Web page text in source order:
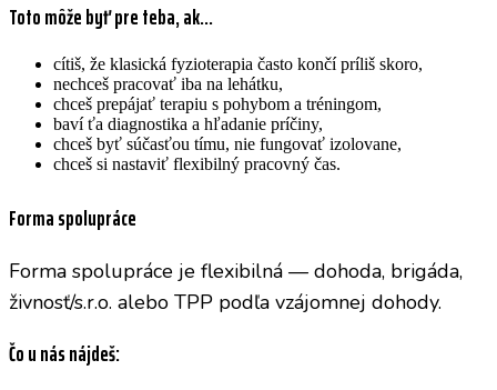
Toto môže byť pre teba, ak…
cítiš, že klasická fyzioterapia často končí príliš skoro,
nechceš pracovať iba na lehátku,
chceš prepájať terapiu s pohybom a tréningom,
baví ťa diagnostika a hľadanie príčiny,
chceš byť súčasťou tímu, nie fungovať izolovane,
chceš si nastaviť flexibilný pracovný čas.
Forma spolupráce
Forma spolupráce je flexibilná — dohoda, brigáda,
živnosť/s.r.o. alebo TPP podľa vzájomnej dohody.
Čo u nás nájdeš: